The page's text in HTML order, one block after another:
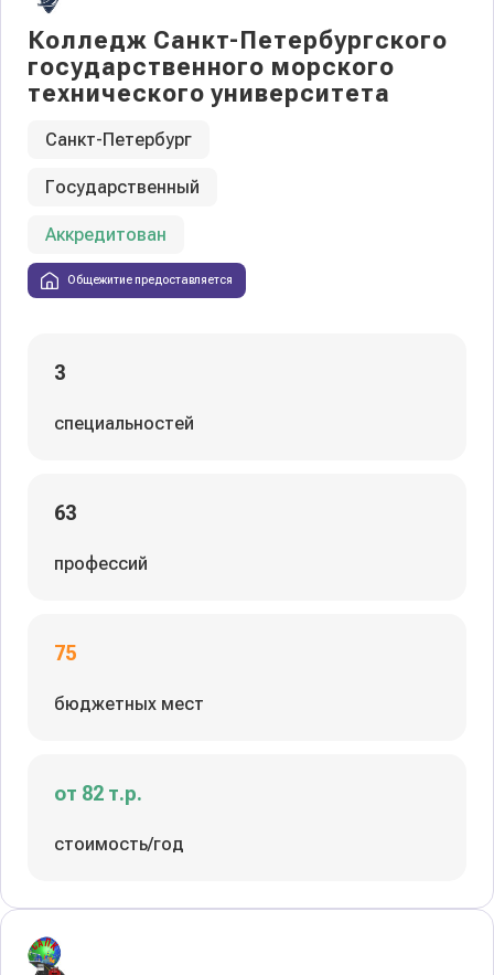
Колледж Санкт-Петербургского
государственного морского
технического университета
Санкт-Петербург
Государственный
Аккредитован
Общежитие предоставляется
3
специальностей
63
профессий
75
бюджетных мест
от 82 т.р.
стоимость/год